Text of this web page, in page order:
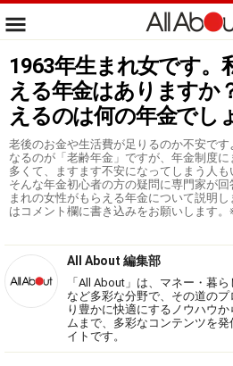
1963年生まれ女です。
える年金はありますか
えるのは何の年金でし
老後のお金や生活費が足りるのか不安で
なるのが「老齢年金」ですが、年金制度
多くて、ますます不安になってしまう人も
そんな年金初心者の方の疑問に専門家が
まれの女性がもらえる年金について説明
はコメント欄に書き込みをお願いします
All About 編集部
「All About」は、マネー・暮
など多彩な分野で、その道の
り豊かに快適にするノウハウ
ムまで、多彩なコンテンツを
イトです。